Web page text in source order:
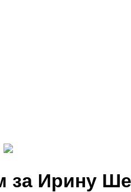
Ирину